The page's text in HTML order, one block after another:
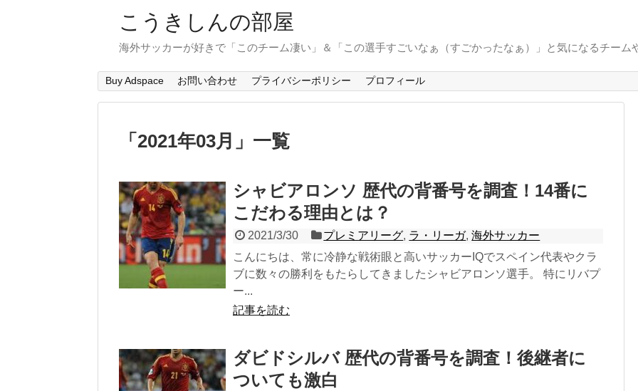
こうきしんの部屋
海外サッカーが好きで「このチーム凄い」＆「この選手すごいなぁ（すごかったなぁ）」と気になるチーム
Buy Adspace お問い合わせ プライバシーポリシー プロフィール
「 2021年03月 」 一覧
シャビアロンソ 歴代の背番号を調査！14番に
こだわる理由とは？
2021/3/30 プレミアリーグ, ラ・リーガ,海外サッカー
こんにちは、常に冷静な戦術眼と高いサッカーIQでスペイン代表やクラ
ブに数々の勝利をもたらしてきましたシャビアロンソ選手。 特にリバプ
ー...
記事を読む
ダビドシルバ 歴代の背番号を調査！後継者に
ついても激白